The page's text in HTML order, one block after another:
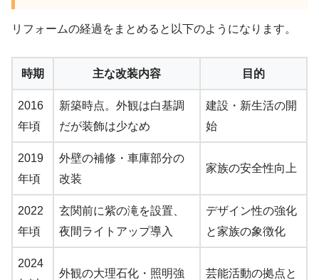
リフォームの経過をまとめると以下のようになります。
時期 主な改装内容 目的
2016
年頃
新築時点。外観は白基調
だが装飾は少なめ
建設・新生活の開
始
2019
年頃
外壁の補修・車庫部分の
改装
家族の安全性向上
2022
年頃
玄関前に紫の滝を設置、
夜間ライトアップ導入
デザイン性の強化
と家族の象徴化
2024
外観の大理石化・照明強
芸能活動の拠点と